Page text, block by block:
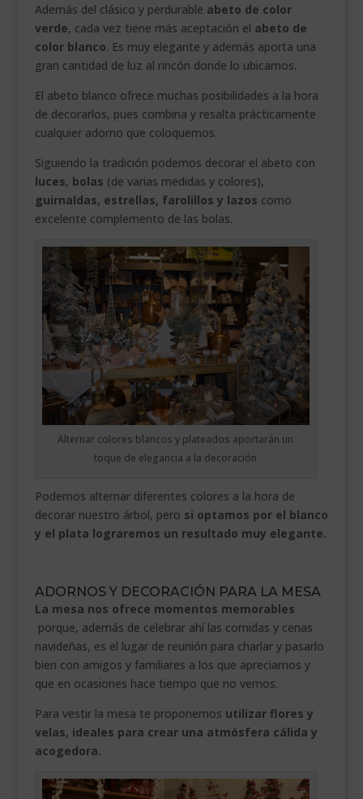
Además del clásico y perdurable abeto de color
verde, cada vez tiene más aceptación el abeto de
color blanco. Es muy elegante y además aporta una
gran cantidad de luz al rincón donde lo ubicamos.
El abeto blanco ofrece muchas posibilidades a la hora
de decorarlos, pues combina y resalta prácticamente
cualquier adorno que coloquemos.
Siguiendo la tradición podemos decorar el abeto con
luces, bolas (de varias medidas y colores),
guirnaldas, estrellas, farolillos y lazos como
excelente complemento de las bolas.
Alternar colores blancos y plateados aportarán un
toque de elegancia a la decoración
Podemos alternar diferentes colores a la hora de
decorar nuestro árbol, pero si optamos por el blanco
y el plata lograremos un resultado muy elegante.
ADORNOS Y DECORACIÓN PARA LA MESA
La mesa nos ofrece momentos memorables
porque, además de celebrar ahí las comidas y cenas
navideñas, es el lugar de reunión para charlar y pasarlo
bien con amigos y familiares a los que apreciamos y
que en ocasiones hace tiempo que no vemos.
Para vestir la mesa te proponemos utilizar flores y
velas, ideales para crear una atmósfera cálida y
acogedora.